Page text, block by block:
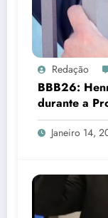
Redação
BBB26:
durante a
Janeiro 14,